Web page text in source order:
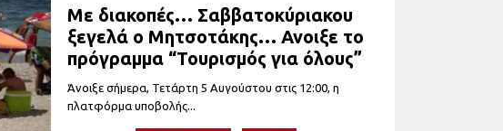
Με διακοπές… Σαββατοκύριακου
ξεγελά ο Μητσοτάκης… Ανοιξε το
πρόγραμμα “Τουρισμός για όλους”
Άνοιξε σήμερα, Τετάρτη 5 Αυγούστου στις 12:00, η
πλατφόρμα υποβολής...